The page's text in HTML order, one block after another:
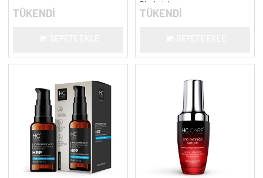
TÜKENDİ
Bisabolol
TÜKENDİ